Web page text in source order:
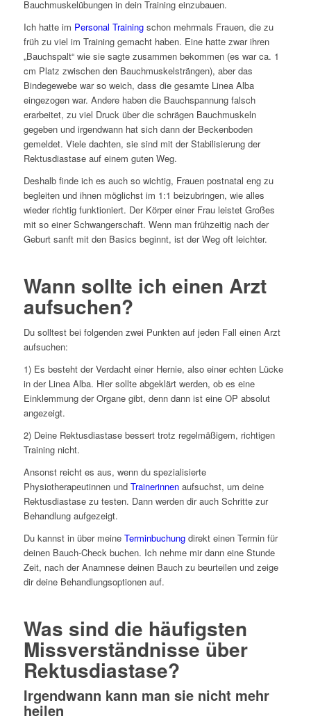
Bauchmuskelübungen in dein Training einzubauen.
Ich hatte im Personal Trainingschon mehrmals Frauen, die zu
früh zu viel im Training gemacht haben. Eine hatte zwar ihren
„Bauchspalt“ wie sie sagte zusammen bekommen (es war ca. 1
cm Platz zwischen den Bauchmuskelsträngen), aber das
Bindegewebe war so weich, dass die gesamte Linea Alba
eingezogen war. Andere haben die Bauchspannung falsch
erarbeitet, zu viel Druck über die schrägen Bauchmuskeln
gegeben und irgendwann hat sich dann der Beckenboden
gemeldet. Viele dachten, sie sind mit der Stabilisierung der
Rektusdiastase auf einem guten Weg.
Deshalb finde ich es auch so wichtig, Frauen postnatal eng zu
begleiten und ihnen möglichst im 1:1 beizubringen, wie alles
wieder richtig funktioniert. Der Körper einer Frau leistet Großes
mit so einer Schwangerschaft. Wenn man frühzeitig nach der
Geburt sanft mit den Basics beginnt, ist der Weg oft leichter.
Wann sollte ich einen Arzt
aufsuchen?
Du solltest bei folgenden zwei Punkten auf jeden Fall einen Arzt
aufsuchen:
1) Es besteht der Verdacht einer Hernie, also einer echten Lücke
in der Linea Alba. Hier sollte abgeklärt werden, ob es eine
Einklemmung der Organe gibt, denn dann ist eine OP absolut
angezeigt.
2) Deine Rektusdiastase bessert trotz regelmäßigem, richtigen
Training nicht.
Ansonst reicht es aus, wenn du spezialisierte
Physiotherapeutinnen und Trainerinnenaufsuchst, um deine
Rektusdiastase zu testen. Dann werden dir auch Schritte zur
Behandlung aufgezeigt.
Du kannst in über meine Terminbuchungdirekt einen Termin für
deinen Bauch-Check buchen. Ich nehme mir dann eine Stunde
Zeit, nach der Anamnese deinen Bauch zu beurteilen und zeige
dir deine Behandlungsoptionen auf.
Was sind die häufigsten
Missverständnisse über
Rektusdiastase?
Irgendwann kann man sie nicht mehr
heilen